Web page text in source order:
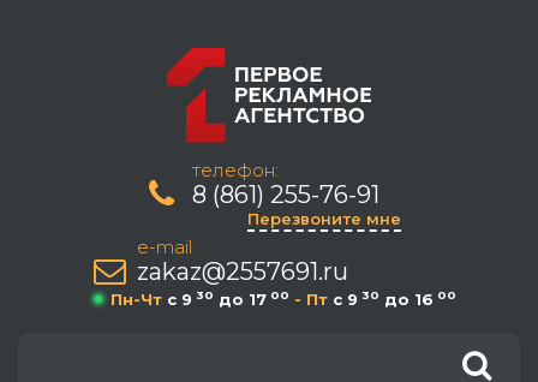
телефон:
8 (861) 255-76-91
Перезвоните мне
e-mail
zakaz@2557691.ru
Пн-Чт c 9 30 до 17 00 - Пт c 9 30 до 16 00